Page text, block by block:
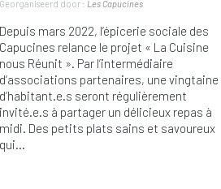
Georganiseerd door : Les Capucines
Depuis mars 2022, l’épicerie sociale des
Capucines relance le projet « La Cuisine
nous Réunit ». Par l’intermédiaire
d’associations partenaires, une vingtaine
d’habitant.e.s seront régulièrement
invité.e.s à partager un délicieux repas à
midi. Des petits plats sains et savoureux
qui...